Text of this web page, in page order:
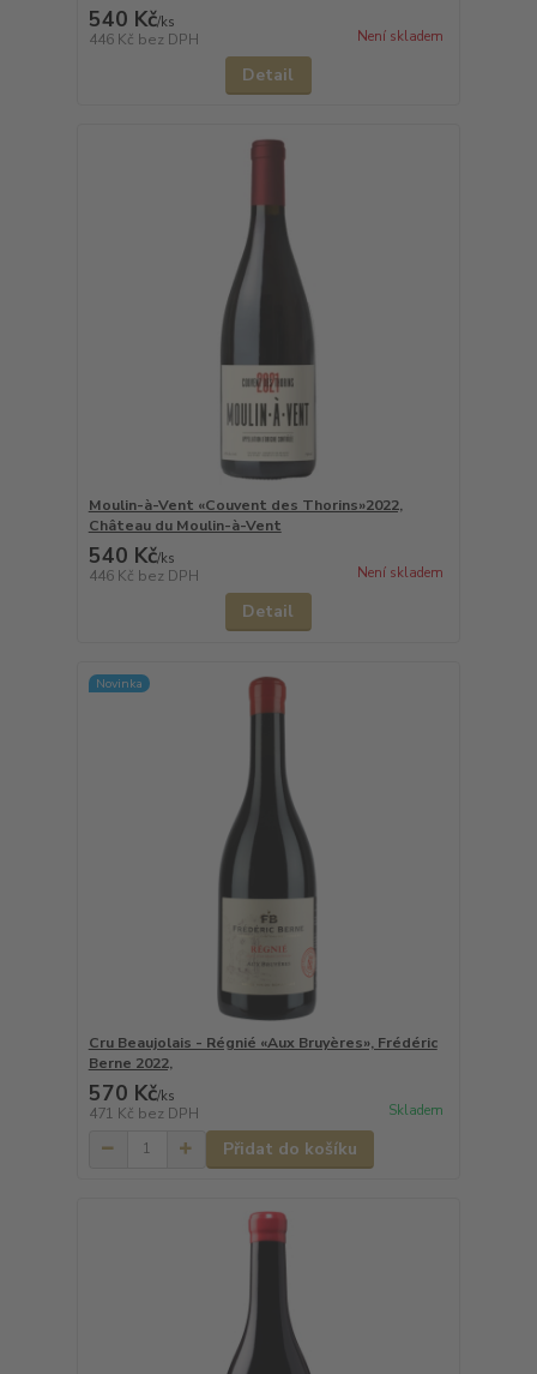
540 Kč/ks
446 Kč bez DPH Není skladem
Detail
Moulin-à-Vent «Couvent des Thorins»2022,
Château du Moulin-à-Vent
540 Kč/ks
446 Kč bez DPH Není skladem
Detail
Novinka
Cru Beaujolais - Régnié «Aux Bruyères», Frédéric
Berne 2022,
570 Kč/ks
471 Kč bez DPH Skladem
Přidat do košíku